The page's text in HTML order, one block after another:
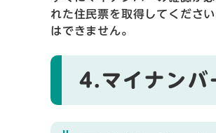
れた住民票を取得してくださ
はできません。
4.マイナンバ